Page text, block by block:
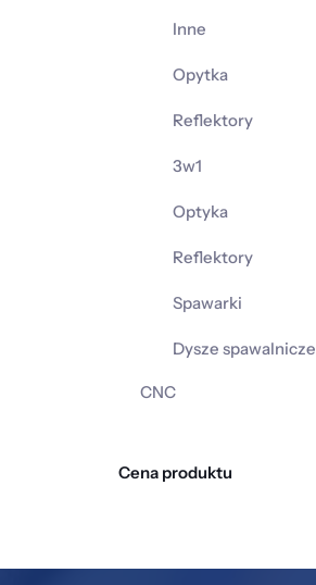
Inne
Opytka
Reflektory
3w1
Optyka
Reflektory
Spawarki
Dysze spawalnicze
CNC
Cena produktu